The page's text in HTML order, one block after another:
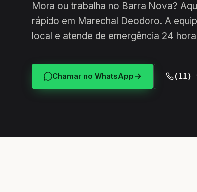
Mora ou trabalha no Barra Nova?
rápido em Marechal Deodoro. A
local e atende de emergência 24
Chamar no WhatsApp (11)